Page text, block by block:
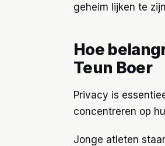
geheim lijken te
Hoe
Teun Boer
Privacy is
concentreren op
Jonge atleten